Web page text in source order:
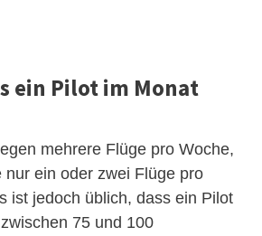
ein Pilot im Monat
mehrere Flüge pro Woche,
nur ein oder zwei Flüge pro
ist jedoch üblich, dass ein Pilot
75 und 100